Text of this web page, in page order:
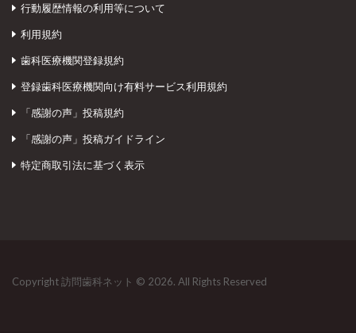
行動履歴情報の利用等について
利用規約
歯科医療機関登録規約
登録歯科医療機関向け有料サービス利用規約
「感謝の声」投稿規約
「感謝の声」投稿ガイドライン
特定商取引法に基づく表示
Copyright 訪問歯科ネット © 2026. All Rights Reserved